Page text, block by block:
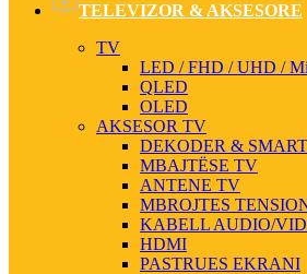
TELEVIZOR & AKSESORE
TV
LED / FHD / UHD /
QLED
OLED
AKSESOR TV
DEKODER &
MBAJTËSE TV
ANTENE TV
MBROJTES
KABELL AUDIO/
HDMI
PASTRUES EKRANI